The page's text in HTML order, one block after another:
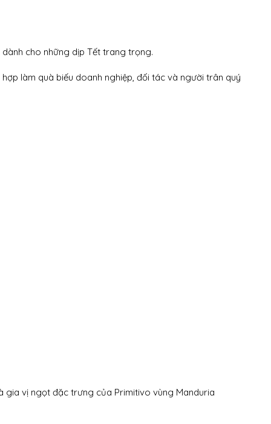
cho những dịp Tết trang trọng.
làm quà biếu doanh nghiệp, đối tác và người trân quý
gia vị ngọt đặc trưng của Primitivo vùng Manduria